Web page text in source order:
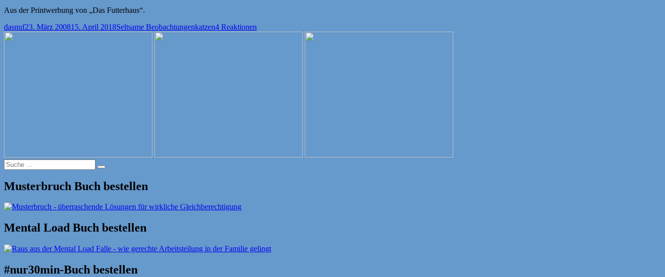
Aus der Printwerbung von „Das Futterhaus“.
Autor
dasnufVeröffentlicht
23. März 200815. April 2018Kategorien
Seltsame BeobachtungenSchlagwörter
katzen4 Reaktionen
Suche
nach:
Suche
Musterbruch Buch bestellen
Mental Load Buch bestellen
#nur30min-Buch bestellen